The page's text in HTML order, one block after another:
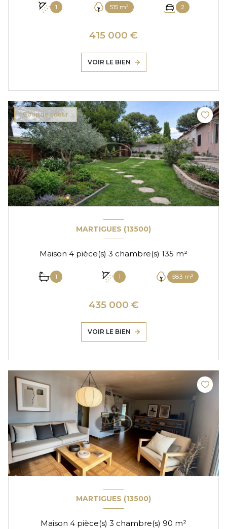
1 515 m² 2
415 000 €
VOIR LE BIEN
Coup de coeur
MARTIGUES (13500)
Maison 4 pièce(s) 3 chambre(s) 135 m²
1 1 583 m²
435 000 €
VOIR LE BIEN
MARTIGUES (13500)
Maison 4 pièce(s) 3 chambre(s) 90 m²